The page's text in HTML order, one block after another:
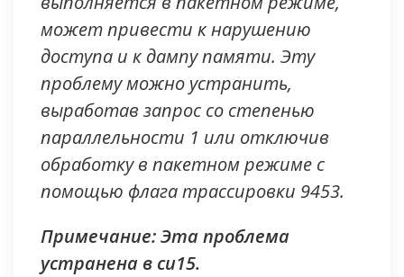
может привести к нарушению
доступа и к дампу памяти. Эту
проблему можно устранить,
выработав запрос со степенью
параллельности 1 или отключив
обработку в пакетном режиме с
помощью флага трассировки 9453.
Примечание: Эта проблема
устранена в cu15.